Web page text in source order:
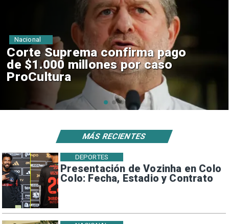
Codelco suspende
construcción de Andes Norte
en El Teniente por riesgos
sísmicos
Nacional
Presentación de Vozinha en Colo
Colo: Fecha, Estadio y Contrato
DEPORTES
MÁS RECIENTES